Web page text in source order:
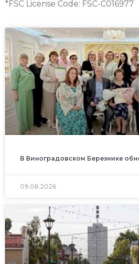
*FSC License Code: FSC-C016977
В Виноградовском Березнике
09.08.2026